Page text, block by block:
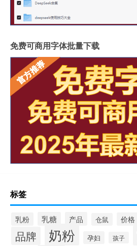
免费可商用字体批量下载
标签
乳粉 乳糖 产品 仓鼠 价格
品牌 奶粉 孕妇 孩子